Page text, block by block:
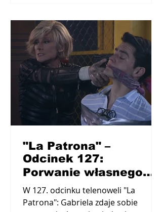
"La Patrona" –
Odcinek 127:
Porwanie własnego
wnuka
W 127. odcinku telenoweli "La
Patrona": Gabriela zdaje sobie